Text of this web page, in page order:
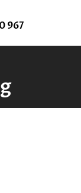
967